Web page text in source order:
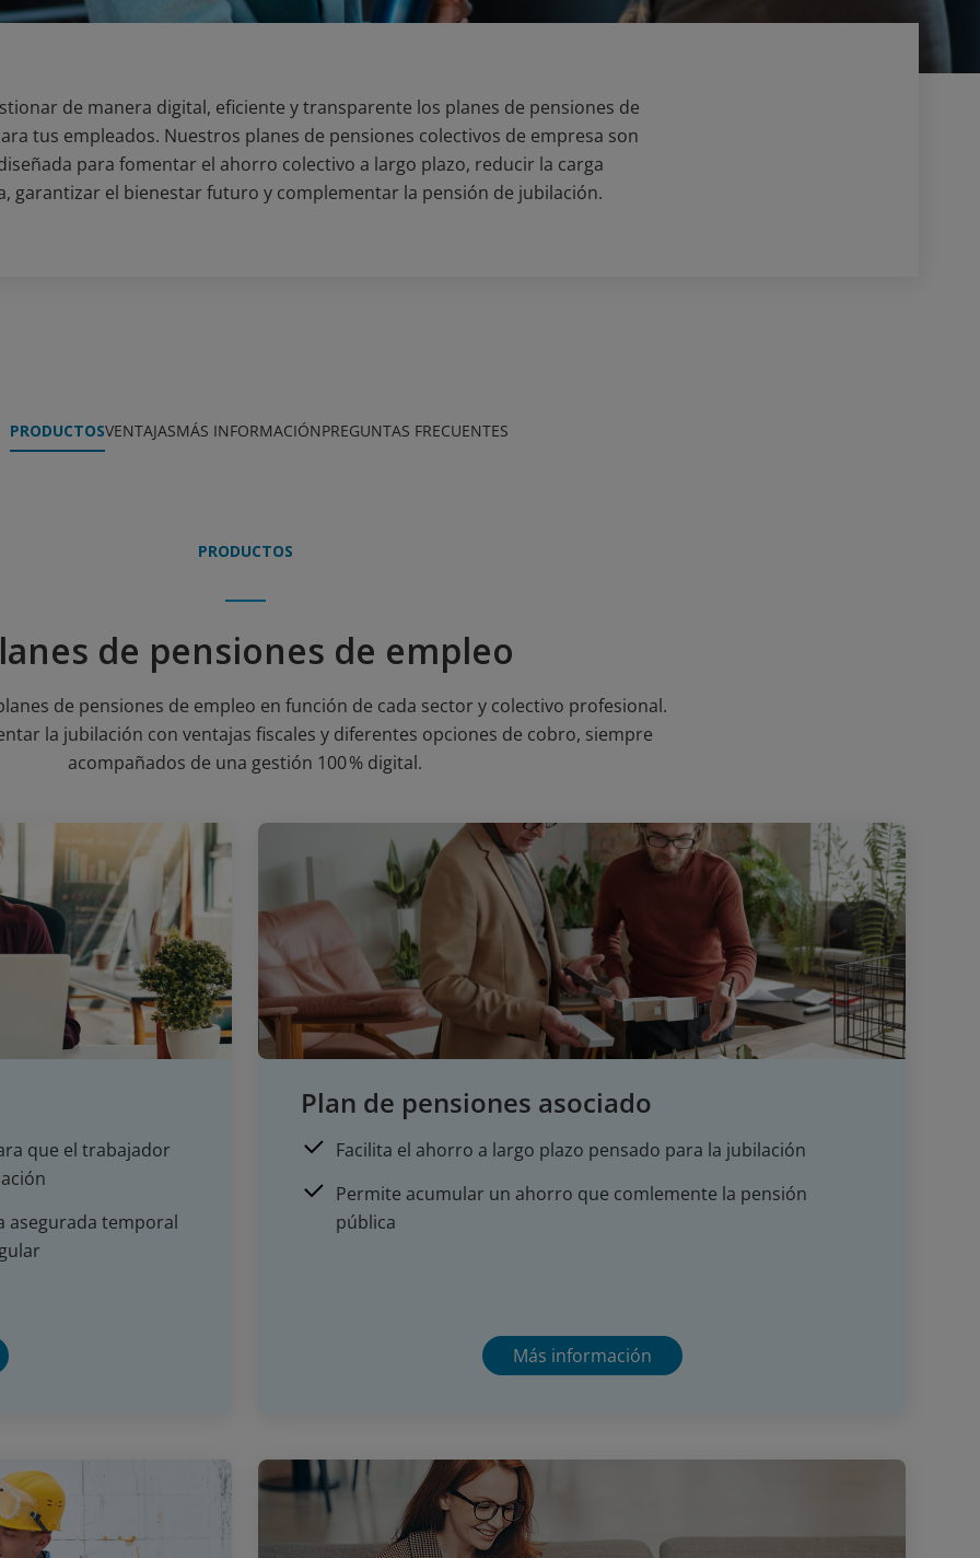
de manera digital, eficiente y transparente los planes de pensiones de
tus empleados. Nuestros planes de pensiones colectivos de empresa son
para fomentar el ahorro colectivo a largo plazo, reducir la carga
garantizar el bienestar futuro y complementar la pensión de jubilación.
PRODUCTOSVENTAJASMÁS INFORMACIÓNPREGUNTAS FRECUENTES
PRODUCTOS
de pensiones de empleo
de pensiones de empleo en función de cada sector y colectivo profesional.
la jubilación con ventajas fiscales y diferentes opciones de cobro, siempre
acompañados de una gestión 100 % digital.
que el trabajador
asegurada temporal
Plan de pensiones asociado
Facilita el ahorro a largo plazo pensado para la jubilación
Permite acumular un ahorro que comlemente la pensión
pública
Más información